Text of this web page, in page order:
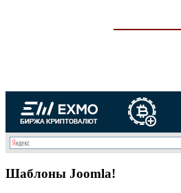
Шаблоны Joomla!